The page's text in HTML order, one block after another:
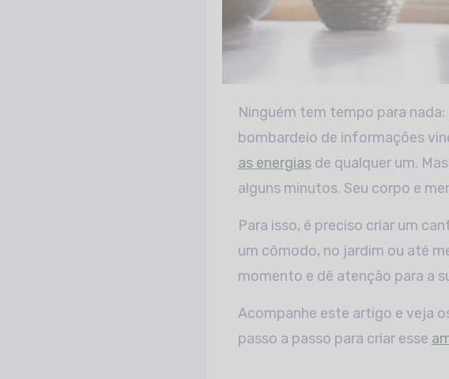
Ninguém tem tempo para nada: é muita correria para dar conta dos compromissos,
bombardeio de informações
as energiasde qualquer um.
alguns minutos. Seu corpo e
Para isso, é preciso criar um
um cômodo, no jardim ou até
momento e dê atenção para a
Acompanhe este artigo e veja
passo a passo para criar esse